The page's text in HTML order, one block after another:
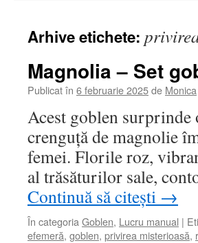
Arhive etichete:
Magnolia – Set
Publicat în 6 februarie 2025de Monica
Acest goblen surprinde
crenguță de magnolie
femei. Florile roz,
al trăsăturilor sale,
Continuă să citești →
În categoria Goblen, Lucru manual |
efemeră, goblen, privirea misterioasă,